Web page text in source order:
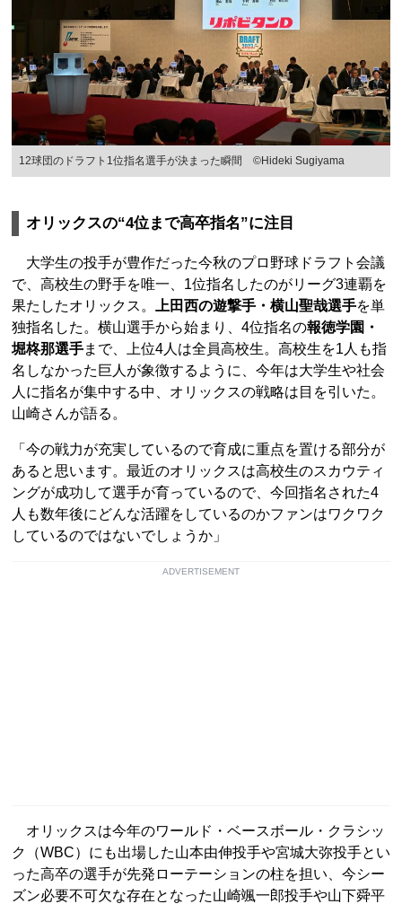
12球団のドラフト1位指名選手が決まった瞬間 ©Hideki Sugiyama
オリックスの“4位まで高卒指名”に注目
大学生の投手が豊作だった今秋のプロ野球ドラフト会議
で、高校生の野手を唯一、1位指名したのがリーグ3連覇を
果たしたオリックス。
上田西の遊撃手・横山聖哉選手を単
独指名した。横山選手から始まり、4位指名の報徳学園・
堀柊那選手まで、上位4人は全員高校生。高校生を1人も指
名しなかった巨人が象徴するように、今年は大学生や社会
人に指名が集中する中、オリックスの戦略は目を引いた。
山崎さんが語る。
「今の戦力が充実しているので育成に重点を置ける部分が
あると思います。最近のオリックスは高校生のスカウティ
ングが成功して選手が育っているので、今回指名された4
人も数年後にどんな活躍をしているのかファンはワクワク
しているのではないでしょうか」
ADVERTISEMENT
オリックスは今年のワールド・ベースボール・クラシッ
ク（WBC）にも出場した山本由伸投手や宮城大弥投手とい
った高卒の選手が先発ローテーションの柱を担い、今シー
ズン必要不可欠な存在となった山崎颯一郎投手や山下舜平